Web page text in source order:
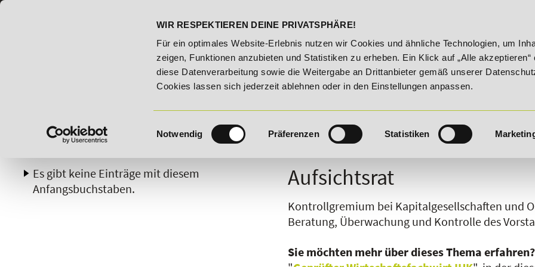
WIR RESPEKTIEREN DEINE PRIVATSPHÄRE!
Für ein optimales Website-Erlebnis nutzen wir Cookies und ähnliche Technologien, um
zeigen, Funktionen anzubieten und Statistiken zu erheben. Ein Klick auf „Alle akzeptieren“
diese Datenverarbeitung sowie die Weitergabe an Drittanbieter gemäß unserer
Cookies lassen sich jederzeit ablehnen oder in den Einstellungen anpassen.
Einwilligungsauswahl
Notwendig Präferenzen Statistiken
20% Rabatt bis 03.09.2026 - Bildungsroute! 20% Rabatt bis 03.09.2026 - Bildungsroute!
B C G H K L O P
Aufsichtsrat
Kontrollgremium bei Kapitalgesellschaften und
Beratung, Überwachung und Kontrolle des
Sie möchten mehr über dieses Thema erfahren?
Es gibt keine Einträge mit diesem
Anfangsbuchstaben.